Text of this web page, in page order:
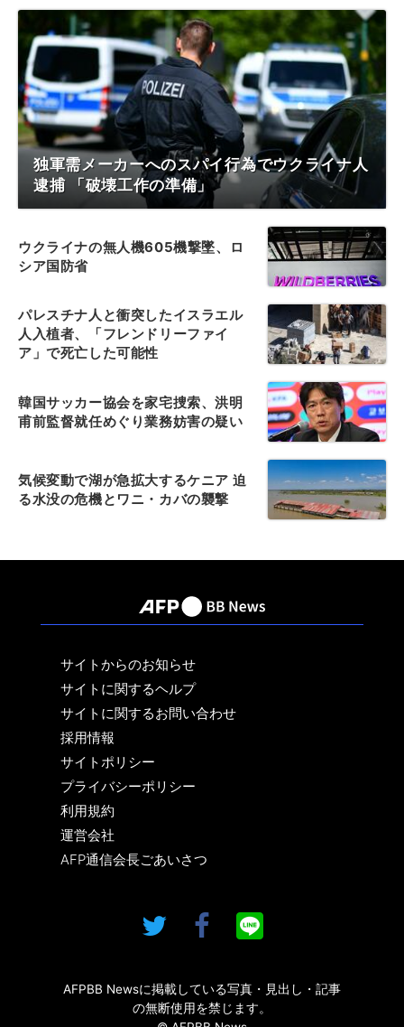
独軍需メーカーへのスパイ行為でウクライナ人
逮捕 「破壊工作の準備」
ウクライナの無人機605機撃墜、ロ
シア国防省
パレスチナ人と衝突したイスラエル
人入植者、「フレンドリーファイ
ア」で死亡した可能性
韓国サッカー協会を家宅捜索、洪明
甫前監督就任めぐり業務妨害の疑い
気候変動で湖が急拡大するケニア 迫
る水没の危機とワニ・カバの襲撃
サイトからのお知らせ
サイトに関するヘルプ
サイトに関するお問い合わせ
採用情報
サイトポリシー
プライバシーポリシー
利用規約
運営会社
AFP通信会長ごあいさつ
AFPBB Newsに掲載している写真・見出し・記事
の無断使用を禁じます。